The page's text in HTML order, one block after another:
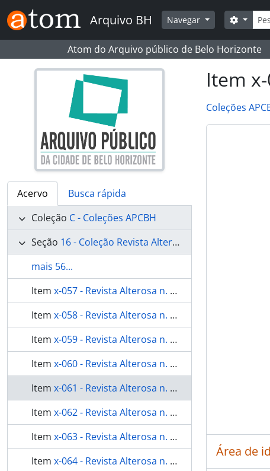
Skip to main content
Arquivo BH Navegar
Atom do Arquivo público de Belo Horizonte
Acervo
Busca rápida
Coleção C - Coleções APCBH
Seção 16 - Coleção Revista Alterosa
mais 56...
Item x-057 - Revista Alterosa n. 346
Item x-058 - Revista Alterosa n. 347
Item x-059 - Revista Alterosa n. 348
Item x-060 - Revista Alterosa n. 350
Item x-061 - Revista Alterosa n. 358
Item x-062 - Revista Alterosa n. 359
Item x-063 - Revista Alterosa n. 360
Item x-064 - Revista Alterosa n. 361
Item
Coleções
Área de